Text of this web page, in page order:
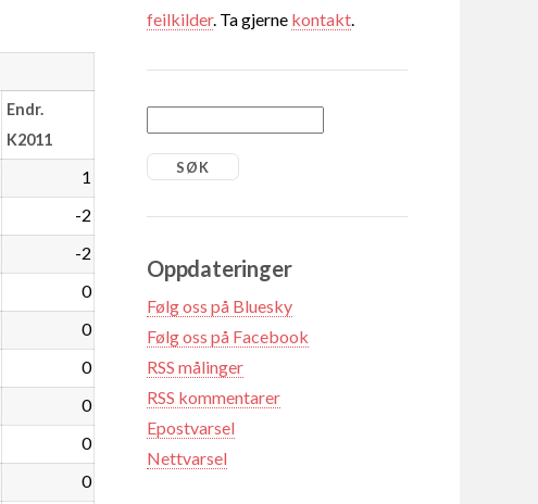
Endr.
K2011
1
-2
-2
0
0
0
0
0
0
feilkilder. Ta gjerne kontakt
Oppdateringer
Følg oss på Bluesky
Følg oss på Facebook
RSS målinger
RSS kommentarer
Epostvarsel
Nettvarsel